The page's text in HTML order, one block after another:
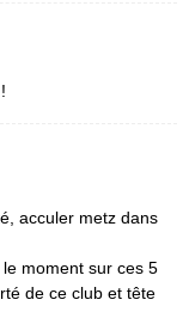
acculer metz dans
moment sur ces 5
de ce club et tête